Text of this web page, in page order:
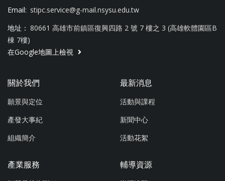
Email: stipc.service@g-mail.nsysu.edu.tw
地址： 80661 高雄市前鎮區復興四路 2 號 7 樓之 3 (高雄軟體園區B
棟 7樓)
在Google地圖上檢視
關於我們
願景與定位
產發大事紀
組織簡介
最新消息
活動與課程
新聞中心
活動花絮
產業服務 輔導資源